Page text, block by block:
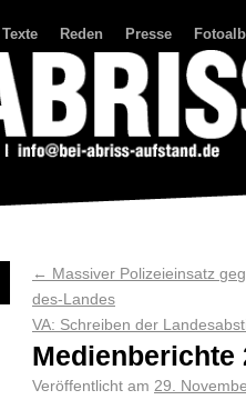
Texte Reden Presse
← Massiver Polizeieinsatz
des-Landes
VA: Schreiben der
Medienberichte
Veröffentlicht am 29.